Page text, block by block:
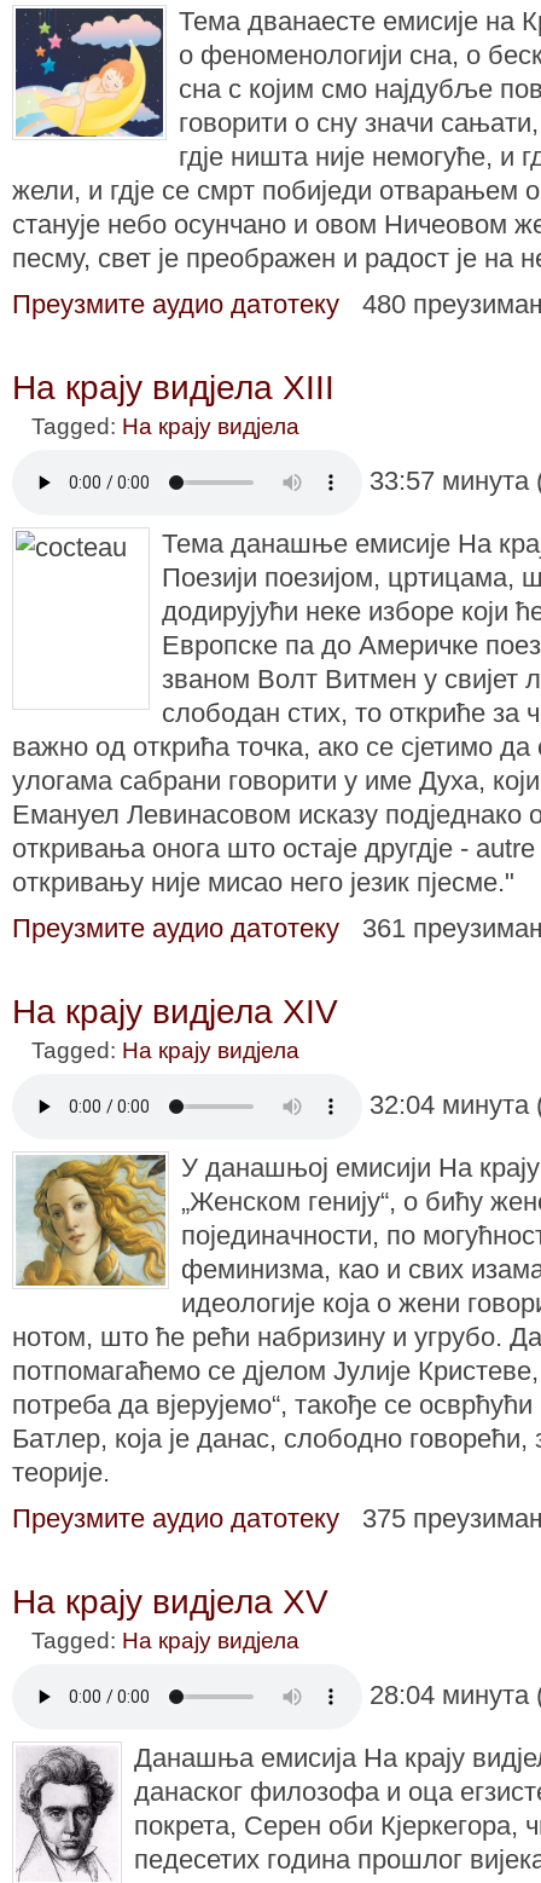
Тема дванаесте емисије на
о феноменологији сна, о
сна с којим смо најдубље
говорити о сну значи
гдје ништа није немогуће, и
жели, и гдје се смрт побиједи отварањем
станује небо осунчано и овом Ничеовом
песму, свет је преображен и радост је на
Преузмите аудио датотеку
480
На крају видјела XIII
Tagged: На крају видјела
33:57
Тема данашње емисије На
Поезији поезијом, цртицама,
додирујући неке изборе који
Европске па до Америчке
званом Волт Витмен у свијет
слободан стих, то откриће за
важно од открића точка, ако се сјетимо да
улогама сабрани говорити у име Духа,
Емануел Левинасовом исказу подједнако
откривања онога што остаје другдје -
откривању није мисао него језик пјесме."
Преузмите аудио датотеку
361
На крају видјела XIV
Tagged: На крају видјела
32:04
У данашњој емисији На
„Женском генију“, о бићу
појединачности, по
феминизма, као и свих
идеологије која о жени
нотом, што ће рећи набризину и угрубо.
потпомагаћемо се дјелом Јулије
потреба да вјерујемо“, такође се
Батлер, која је данас, слободно говорећи,
теорије.
Преузмите аудио датотеку
375
На крају видјела XV
Tagged: На крају видјела
28:04
Данашња емисија На крају
данаског филозофа и оца
покрета, Серен оби Кјеркегора,
педесетих година прошлог